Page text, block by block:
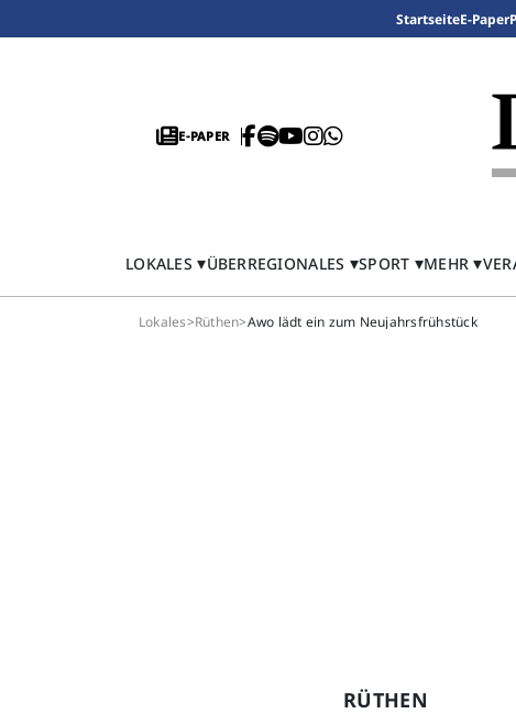
StartseiteE-Paper
E-PAPER
LOKALES ÜBERREGIONALES SPORT MEHR
Lokales>Rüthen>Awo lädt ein zum Neujahrsfrühstück
RÜTHEN